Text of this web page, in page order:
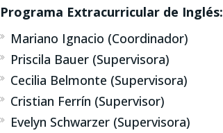
Programa Extracurricular de Inglés:
Mariano Ignacio (Coordinador)
Priscila Bauer (Supervisora)
Cecilia Belmonte (Supervisora)
Cristian Ferrín (Supervisor)
Evelyn Schwarzer (Supervisora)